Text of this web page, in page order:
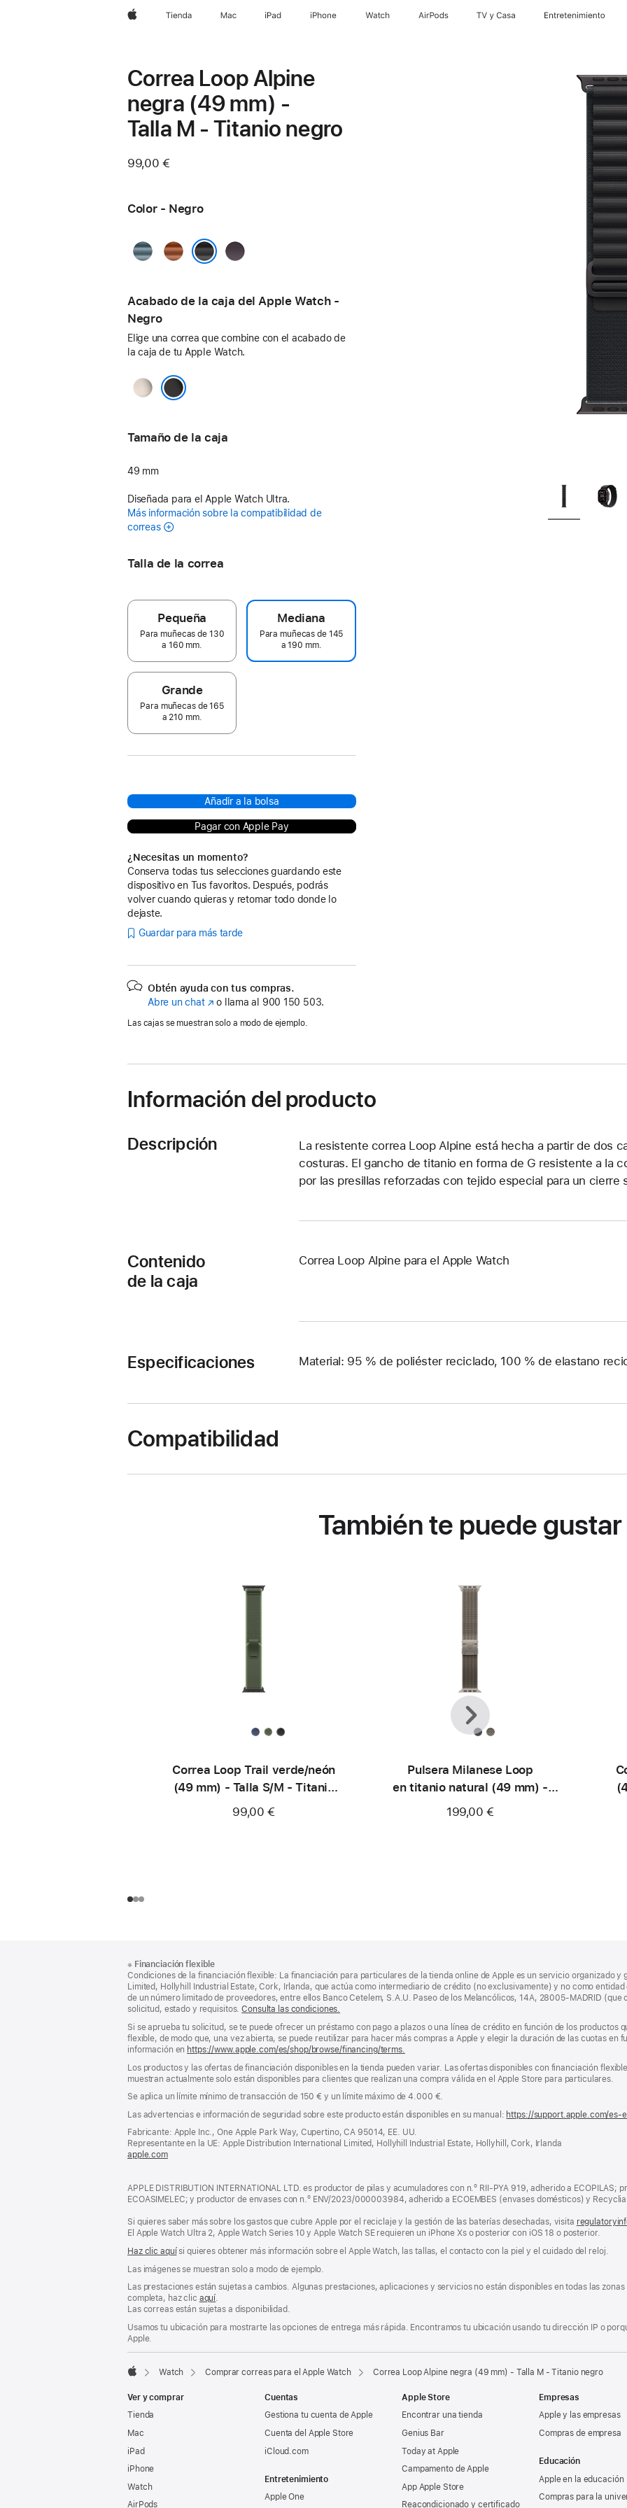
AppleTienda Mac iPad iPhone Watch AirPods TV y Casa Entretenimiento
Correa Loop Alpine
negra (49 mm) -
Talla M - Titanio negro
99,00 €
Color - Negro
Azul
Terracota Índigo
Acabado de la caja del Apple Watch -
Negro
Elige una correa que combine con el acabado de
la caja de tu Apple Watch.
Natural
Tamaño de la caja
49 mm
Diseñada para el Apple Watch Ultra.
Más información sobre la compatibilidad de
correas
Talla de la correa
Pequeña
Para muñecas de 130
a 160 mm.
Mediana
Para muñecas de 145
a 190 mm.
Grande
Para muñecas de 165
a 210 mm.
Añadir a la bolsa
Pagar con Apple Pay
¿Necesitas un momento?
Conserva todas tus selecciones guardando este
dispositivo en Tus favoritos. Después, podrás
volver cuando quieras y retomar todo donde lo
dejaste.
Guardar para más tarde
Obtén ayuda con tus compras.
Abre un chat(Seo llama al 900 150 503.
Las cajas se muestran solo a modo de ejemplo.
Información del producto
Descripción
La resistente correa Loop Alpine está hecha a partir de dos
costuras. El gancho de titanio en forma de G resistente a la
por las presillas reforzadas con tejido especial para un cierre
Contenido
de la caja
Correa Loop Alpine para el Apple Watch
Especificaciones Material: 95 % de poliéster reciclado, 100 % de elastano
Compatibilidad
También te puede gustar
Correa Loop Trail verde/neón
(49 mm) - Talla S/M - Titanio
negro
99,00 €
Pulsera Milanese Loop
en titanio natural (49 mm) -
Talla S
199,00 €
Anterior
Siguiente
a
pie
de
página
al
pie
※ Financiación flexible
Condiciones de la financiación flexible: La financiación para particulares de la tienda online de Apple es un servicio organizado y
Limited, Hollyhill Industrial Estate, Cork, Irlanda, que actúa como intermediario de crédito (no exclusivamente) y no como
de un número limitado de proveedores, entre ellos Banco Cetelem, S.A.U. Paseo de los Melancólicos, 14A, 28005-MADRID
solicitud, estado y requisitos.Consulta las condiciones.
Si se aprueba tu solicitud, se te puede ofrecer un préstamo con pago a plazos o una línea de crédito en función de los productos
flexible, de modo que, una vez abierta, se puede reutilizar para hacer más compras a Apple y elegir la duración de las cuotas en
información en https://www.apple.com/es/shop/browse/financing/terms.
Los productos y las ofertas de financiación disponibles en la tienda pueden variar. Las ofertas disponibles con financiación
muestran actualmente solo están disponibles para clientes que realizan una compra válida en el Apple Store para particulares.
Se aplica un límite mínimo de transacción de 150 € y un límite máximo de 4.000 €.
Las advertencias e información de seguridad sobre este producto están disponibles en su manual: https://support.apple.com/es-
Fabricante: Apple Inc., One Apple Park Way, Cupertino, CA 95014, EE. UU.
Representante en la UE: Apple Distribution International Limited, Hollyhill Industrial Estate, Hollyhill, Cork, Irlanda
apple.com(se
una
ventana
APPLE DISTRIBUTION INTERNATIONAL LTD. es productor de pilas y acumuladores con n.º RII-PYA 919, adherido a ECOPILAS;
ECOASIMELEC; y productor de envases con n.º ENV/2023/000003984, adherido a ECOEMBES (envases domésticos) y
Si quieres saber más sobre los gastos que cubre Apple por el reciclaje y la gestión de las baterías desechadas, visita
El Apple Watch Ultra 2, Apple Watch Series 10 y Apple Watch SE requieren un iPhone Xs o posterior con iOS 18 o posterior.
Haz clic aquísi quieres obtener más información sobre el Apple Watch, las tallas, el contacto con la piel y el cuidado del reloj.
Las imágenes se muestran solo a modo de ejemplo.
Las prestaciones están sujetas a cambios. Algunas prestaciones, aplicaciones y servicios no están disponibles en todas las
completa, haz clic aquí.
Las correas están sujetas a disponibilidad.
Usamos tu ubicación para mostrarte las opciones de entrega más rápida. Encontramos tu ubicación usando tu dirección IP o
Apple.
Watch Comprar correas para el Apple Watch Correa Loop Alpine negra (49 mm) - Talla M - Titanio negro
Ver y comprar
Tienda
Mac
iPad
iPhone
Watch
AirPods
Cuentas
Gestiona tu cuenta de Apple
Cuenta del Apple Store
iCloud.com
Entretenimiento
Apple One
Apple Store
Encontrar una tienda
Genius Bar
Today at Apple
Campamento de Apple
App Apple Store
Reacondicionado y certificado
Empresas
Apple y las empresas
Compras de empresa
Educación
Apple en la educación
Compras para la